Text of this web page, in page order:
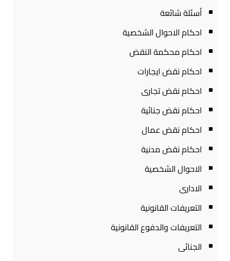
أسئلة شائعة
احكام الاحوال الشخصية
احكام محكمة النقض
احكام نقض ايجارات
احكام نقض تجارى
احكام نقض جنائية
احكام نقض عمال
احكام نقض مدنية
الاحوال الشخصية
الادارى
التعريفات القانونية
التعريفات والدفوع القانونية
الجنائى